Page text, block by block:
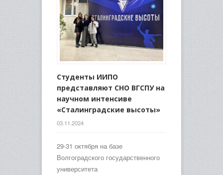
Студенты ИИПО
представляют СНО ВГСПУ на
научном интенсиве
«Сталинградские высоты»
03.11.2024
29-31 октября на базе
Волгоградского государственного
университета